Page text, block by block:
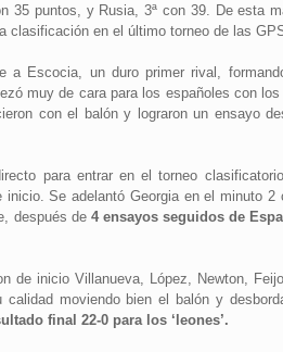
puntos, y Rusia, 3ª con 39. De esta
clasificación en el último torneo de las
a Escocia, un duro primer rival,
muy de cara para los españoles con
con el balón y lograron un ensayo
para entrar en el torneo
Se adelantó Georgia en el minuto
después de 4 ensayos seguidos de
de inicio Villanueva, López, Newton,
moviendo bien el balón y
final 22-0 para los ‘leones’.